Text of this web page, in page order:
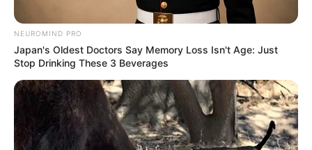
NEUROMIND PRO
Japan's Oldest Doctors Say Memory Loss Isn't Age: Just
Stop Drinking These 3 Beverages